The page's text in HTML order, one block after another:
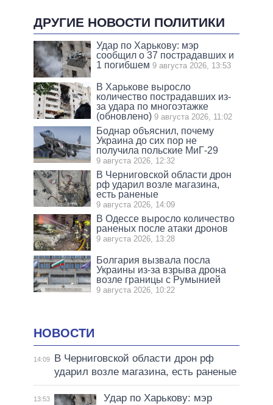
ДРУГИЕ НОВОСТИ ПОЛИТИКИ
Удар по Харькову: мэр
сообщил о 37 пострадавших и
1 погибшем 9 августа 2026, 13:53
В Харькове выросло
количество пострадавших из-
за удара по многоэтажке
(обновлено) 9 августа 2026, 11:02
Боднар объяснил, почему
Украина до сих пор не
получила польские МиГ-29
9 августа 2026, 12:32
В Черниговской области дрон
рф ударил возле магазина,
есть раненые
9 августа 2026, 14:09
В Одессе выросло количество
раненых после атаки дронов
9 августа 2026, 13:28
Болгария вызвала посла
Украины из-за взрыва дрона
возле границы с Румынией
9 августа 2026, 10:22
НОВОСТИ
14:09
В Черниговской области дрон рф
ударил возле магазина, есть раненые
13:53
Удар по Харькову: мэр